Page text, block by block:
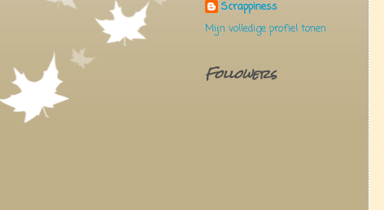
Scrappiness
Mijn volledige profiel tonen
Followers